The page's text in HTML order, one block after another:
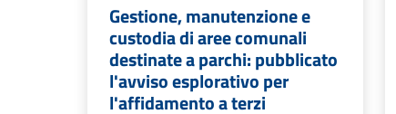
Gestione, manutenzione e
custodia di aree comunali
destinate a parchi: pubblicato
l'avviso esplorativo per
l'affidamento a terzi